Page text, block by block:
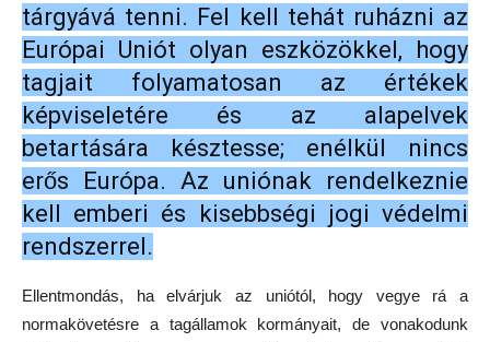
tárgyává tenni. Fel kell tehát ruházni az
Európai Uniót olyan eszközökkel, hogy
tagjait folyamatosan az értékek
képviseletére és az alapelvek
betartására késztesse; enélkül nincs
erős Európa. Az uniónak rendelkeznie
kell emberi és kisebbségi jogi védelmi
rendszerrel.
Ellentmondás, ha elvárjuk az uniótól, hogy vegye rá a
normakövetésre a tagállamok kormányait, de vonakodunk